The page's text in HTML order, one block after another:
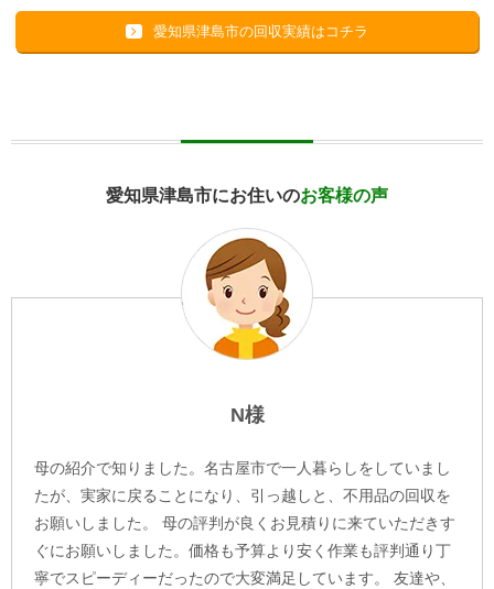
愛知県津島市の回収実績はコチラ
愛知県津島市にお住いのお客様の声
N様
母の紹介で知りました。名古屋市で一人暮らしをしていまし
たが、実家に戻ることになり、引っ越しと、不用品の回収を
お願いしました。 母の評判が良くお見積りに来ていただきす
ぐにお願いしました。価格も予算より安く作業も評判通り丁
寧でスピーディーだったので大変満足しています。 友達や、